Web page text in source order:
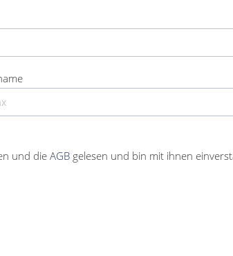
und die AGB gelesen und bin mit ihnen